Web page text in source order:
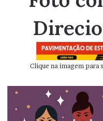
Clique na imagem para